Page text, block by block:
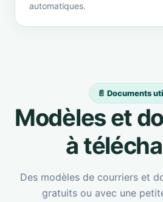
automatiques.
📄 Documents
Modèles et
à
Des modèles de courriers et
gratuits ou avec une